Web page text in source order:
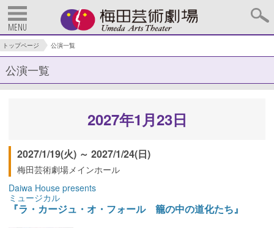
MENU
トップページ 公演一覧
公演一覧
2027年1月23日
2027/1/19(火) ～ 2027/1/24(日)
梅田芸術劇場メインホール
Daiwa House presents
ミュージカル
『ラ・カージュ・オ・フォール 籠の中の道化たち』